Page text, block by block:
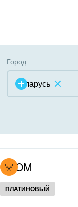
Город
Беларусь
UCOM
ПЛАТИНОВЫЙ